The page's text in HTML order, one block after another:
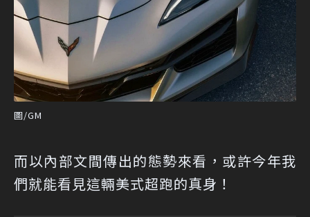
圖/GM
而以內部文間傳出的態勢來看，或許今年我
們就能看見這輛美式超跑的真身！